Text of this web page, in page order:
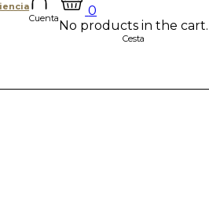
Cuenta
0
No products in the cart.
Cesta